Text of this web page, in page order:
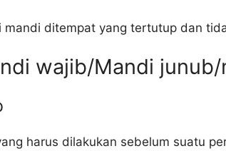
mandi ditempat yang tertutup dan
wajib/Mandi
harus dilakukan sebelum suatu